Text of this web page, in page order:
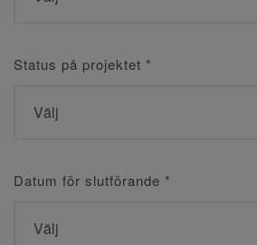
Status på projektet *
Datum för slutförande *